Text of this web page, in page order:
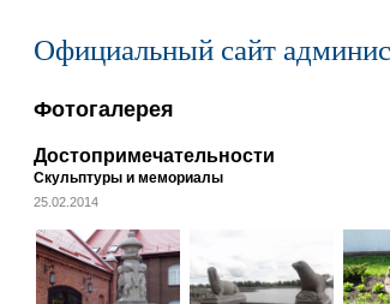
Официальный сайт
Фотогалерея
Достопримечательности
Скульптуры и мемориалы
25.02.2014